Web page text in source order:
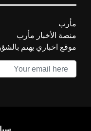
مأرب
منصة الأخبار مأرب
موقع اخباري يهتم